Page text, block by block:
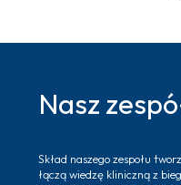
Nasz
Skład naszego zespołu
łączą wiedzę kliniczną z